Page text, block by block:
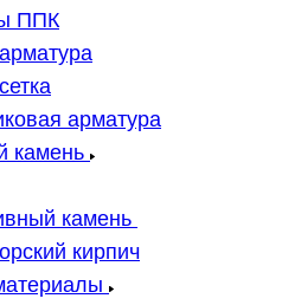
ППК
арматура
камень
камень
кирпич